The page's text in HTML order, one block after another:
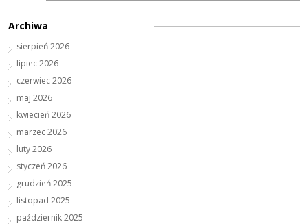
Archiwa
sierpień 2026
lipiec 2026
czerwiec 2026
maj 2026
kwiecień 2026
marzec 2026
luty 2026
styczeń 2026
grudzień 2025
listopad 2025
październik 2025